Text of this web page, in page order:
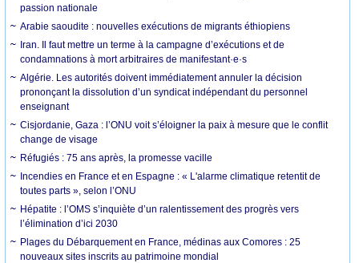
passion nationale
Arabie saoudite : nouvelles exécutions de migrants éthiopiens
Iran. Il faut mettre un terme à la campagne d’exécutions et de
condamnations à mort arbitraires de manifestant·e·s
Algérie. Les autorités doivent immédiatement annuler la décision
prononçant la dissolution d’un syndicat indépendant du personnel
enseignant
Cisjordanie, Gaza : l’ONU voit s’éloigner la paix à mesure que le conflit
change de visage
Réfugiés : 75 ans après, la promesse vacille
Incendies en France et en Espagne : « L'alarme climatique retentit de
toutes parts », selon l’ONU
Hépatite : l’OMS s’inquiète d’un ralentissement des progrès vers
l’élimination d’ici 2030
Plages du Débarquement en France, médinas aux Comores : 25
nouveaux sites inscrits au patrimoine mondial